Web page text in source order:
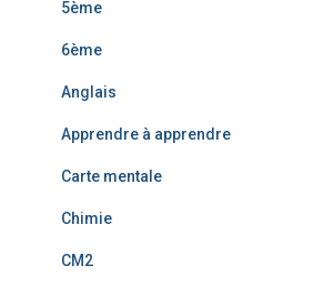
5ème
6ème
Anglais
Apprendre à apprendre
Carte mentale
Chimie
CM2